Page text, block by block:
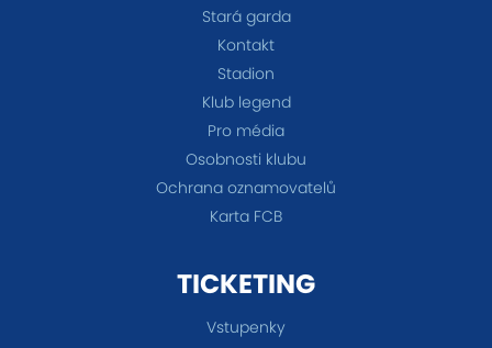
Stará garda
Kontakt
Stadion
Klub legend
Pro média
Osobnosti klubu
Ochrana oznamovatelů
Karta FCB
TICKETING
Vstupenky